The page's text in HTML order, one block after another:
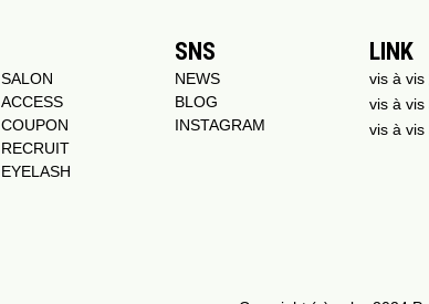
SALON
ACCESS
COUPON
RECRUIT
EYELASH
SNS
NEWS
BLOG
INSTAGRAM
LINK
vis à vis
vis à vis
vis à vis